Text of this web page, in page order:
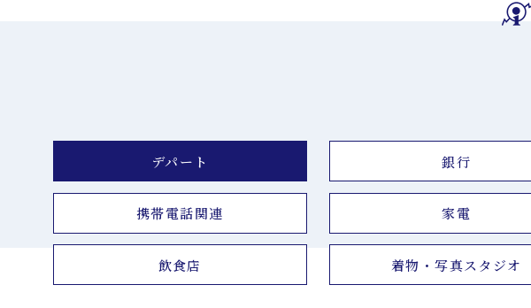
デパート 銀行
携帯電話関連 家電
飲食店 着物・写真スタジオ